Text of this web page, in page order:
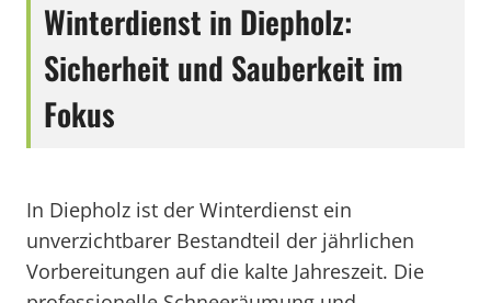
Winterdienst in Diepholz:
Sicherheit und Sauberkeit im
Fokus
In Diepholz ist der Winterdienst ein
unverzichtbarer Bestandteil der jährlichen
Vorbereitungen auf die kalte Jahreszeit. Die